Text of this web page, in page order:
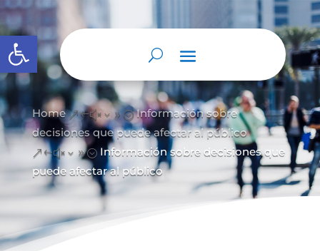
Abrir barra de herramientas
Home &#x39; Información sobre
decisiones que puede afectar al público
&#x39; Información sobre decisiones que
puede afectar al público